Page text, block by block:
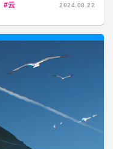
云 2024.08.22